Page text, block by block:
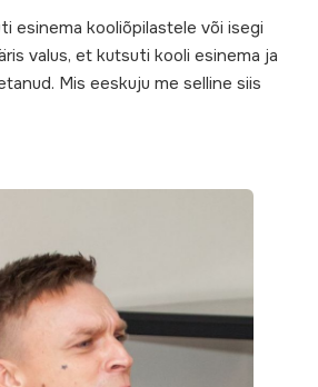
esinema kooliõpilastele või isegi
valus, et kutsuti kooli esinema ja
Mis eeskuju me selline siis